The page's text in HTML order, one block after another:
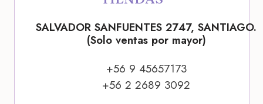
SALVADOR SANFUENTES 2747, SANTIAGO.
(Solo ventas por mayor)
+56 9 45657173
+56 2 2689 3092